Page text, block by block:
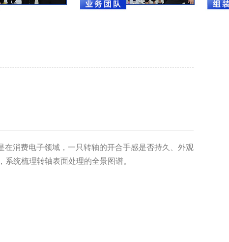
消费电子领域，一只转轴的开合手感是否持久、外观
系统梳理转轴表面处理的全景图谱。